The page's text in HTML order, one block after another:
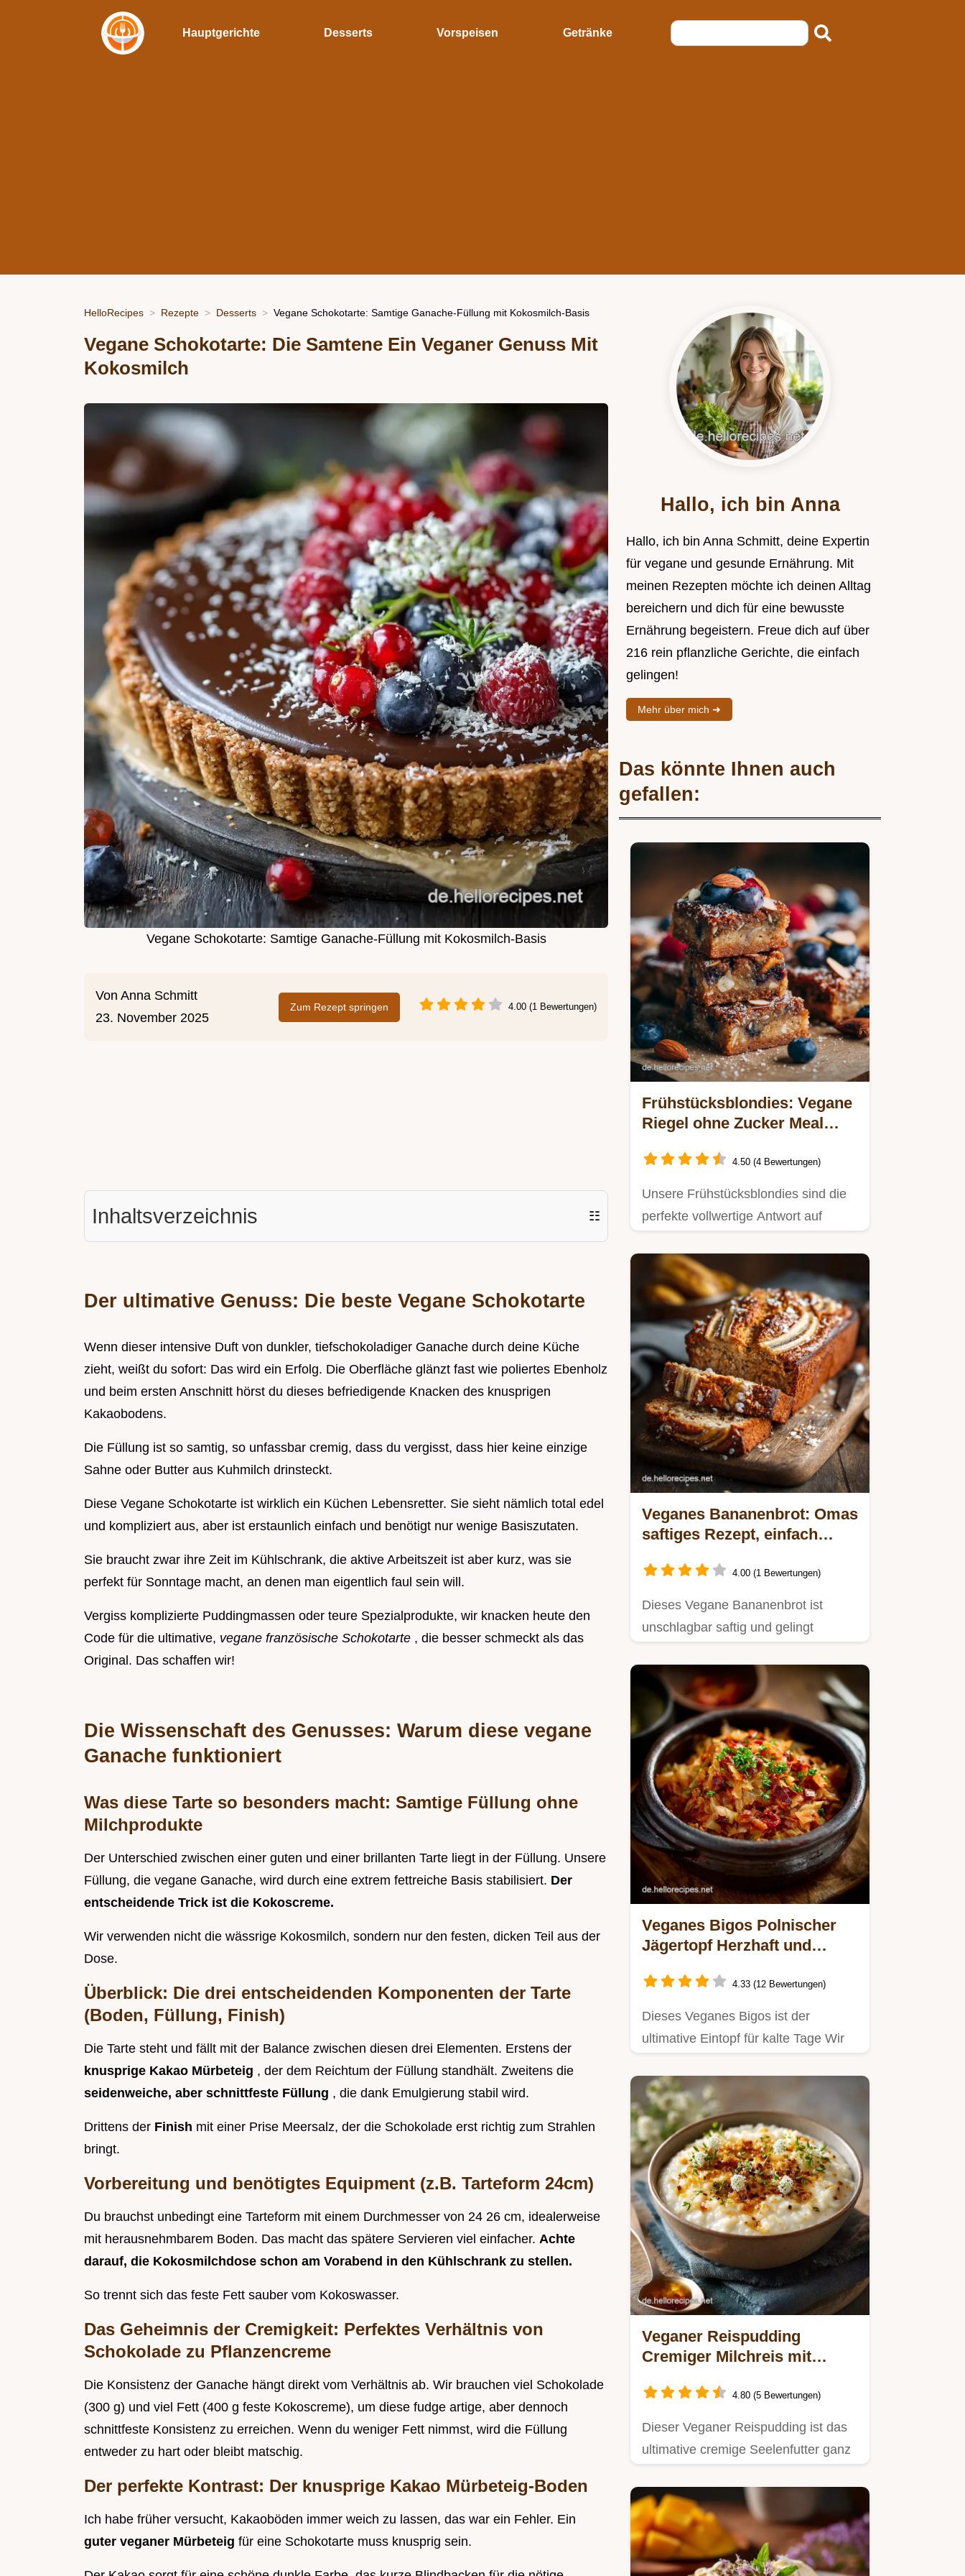
Hauptgerichte Desserts Vorspeisen Getränke
HelloRecipes Rezepte Desserts Vegane Schokotarte: Samtige Ganache-Füllung mit Kokosmilch-Basis
Vegane Schokotarte: Die Samtene Ein Veganer Genuss Mit
Kokosmilch
Vegane Schokotarte: Samtige Ganache-Füllung mit Kokosmilch-Basis
Von Anna Schmitt
23. November 2025
Zum Rezept springen 4.00 (1 Bewertungen)
Inhaltsverzeichnis ☷
Der ultimative Genuss: Die beste Vegane Schokotarte
Wenn dieser intensive Duft von dunkler, tiefschokoladiger Ganache durch deine Küche
zieht, weißt du sofort: Das wird ein Erfolg. Die Oberfläche glänzt fast wie poliertes Ebenholz
und beim ersten Anschnitt hörst du dieses befriedigende Knacken des knusprigen
Kakaobodens.
Die Füllung ist so samtig, so unfassbar cremig, dass du vergisst, dass hier keine einzige
Sahne oder Butter aus Kuhmilch drinsteckt.
Diese Vegane Schokotarte ist wirklich ein Küchen Lebensretter. Sie sieht nämlich total edel
und kompliziert aus, aber ist erstaunlich einfach und benötigt nur wenige Basiszutaten.
Sie braucht zwar ihre Zeit im Kühlschrank, die aktive Arbeitszeit ist aber kurz, was sie
perfekt für Sonntage macht, an denen man eigentlich faul sein will.
Vergiss komplizierte Puddingmassen oder teure Spezialprodukte, wir knacken heute den
Code für die ultimative, vegane französische Schokotarte , die besser schmeckt als das
Original. Das schaffen wir!
Die Wissenschaft des Genusses: Warum diese vegane
Ganache funktioniert
Was diese Tarte so besonders macht: Samtige Füllung ohne
Milchprodukte
Der Unterschied zwischen einer guten und einer brillanten Tarte liegt in der Füllung. Unsere
Füllung, die vegane Ganache, wird durch eine extrem fettreiche Basis stabilisiert. Der
entscheidende Trick ist die Kokoscreme.
Wir verwenden nicht die wässrige Kokosmilch, sondern nur den festen, dicken Teil aus der
Dose.
Überblick: Die drei entscheidenden Komponenten der Tarte
(Boden, Füllung, Finish)
Die Tarte steht und fällt mit der Balance zwischen diesen drei Elementen. Erstens der
knusprige Kakao Mürbeteig , der dem Reichtum der Füllung standhält. Zweitens die
seidenweiche, aber schnittfeste Füllung , die dank Emulgierung stabil wird.
Drittens der Finish mit einer Prise Meersalz, der die Schokolade erst richtig zum Strahlen
bringt.
Vorbereitung und benötigtes Equipment (z.B. Tarteform 24cm)
Du brauchst unbedingt eine Tarteform mit einem Durchmesser von 24 26 cm, idealerweise
mit herausnehmbarem Boden. Das macht das spätere Servieren viel einfacher. Achte
darauf, die Kokosmilchdose schon am Vorabend in den Kühlschrank zu stellen.
So trennt sich das feste Fett sauber vom Kokoswasser.
Das Geheimnis der Cremigkeit: Perfektes Verhältnis von
Schokolade zu Pflanzencreme
Die Konsistenz der Ganache hängt direkt vom Verhältnis ab. Wir brauchen viel Schokolade
(300 g) und viel Fett (400 g feste Kokoscreme), um diese fudge artige, aber dennoch
schnittfeste Konsistenz zu erreichen. Wenn du weniger Fett nimmst, wird die Füllung
entweder zu hart oder bleibt matschig.
Der perfekte Kontrast: Der knusprige Kakao Mürbeteig-Boden
Ich habe früher versucht, Kakaoböden immer weich zu lassen, das war ein Fehler. Ein
guter veganer Mürbeteig für eine Schokotarte muss knusprig sein.
Hallo, ich bin Anna
Hallo, ich bin Anna Schmitt, deine Expertin
für vegane und gesunde Ernährung. Mit
meinen Rezepten möchte ich deinen Alltag
bereichern und dich für eine bewusste
Ernährung begeistern. Freue dich auf über
216 rein pflanzliche Gerichte, die einfach
gelingen!
Mehr über mich ➜
Das könnte Ihnen auch
gefallen:
Frühstücksblondies: Vegane
Riegel ohne Zucker Meal
4.50 (4 Bewertungen)
Unsere Frühstücksblondies sind die
perfekte vollwertige Antwort auf
Veganes Bananenbrot: Omas
saftiges Rezept, einfach
4.00 (1 Bewertungen)
Dieses Vegane Bananenbrot ist
unschlagbar saftig und gelingt
Veganes Bigos Polnischer
Jägertopf Herzhaft und
4.33 (12 Bewertungen)
Dieses Veganes Bigos ist der
ultimative Eintopf für kalte Tage Wir
Veganer Reispudding
Cremiger Milchreis mit
4.80 (5 Bewertungen)
Dieser Veganer Reispudding ist das
ultimative cremige Seelenfutter ganz